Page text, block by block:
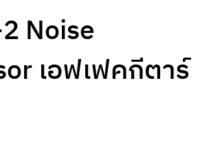
Noise
เอฟเฟคกีตาร์